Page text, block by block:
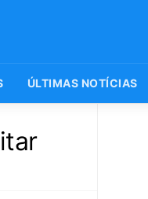
ÚLTIMAS NOTÍCIAS